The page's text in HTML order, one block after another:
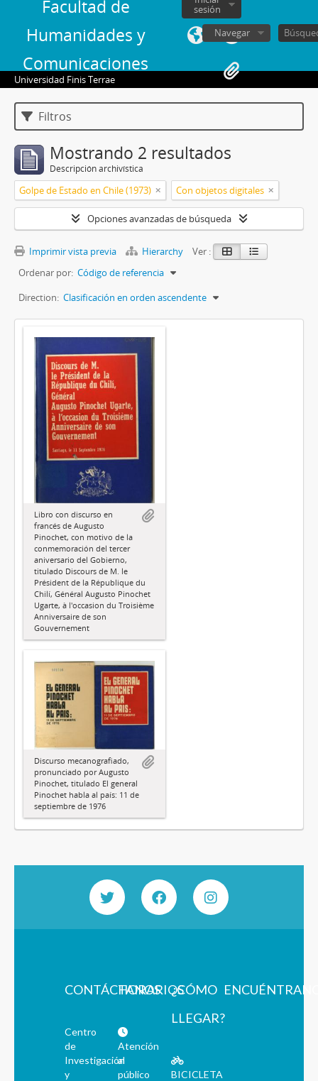
Facultad de
Humanidades y
Comunicaciones
sesión
Navegar
Universidad Finis Terrae
Filtros
Mostrando 2 resultados
Descripción archivística
Golpe de Estado en Chile (1973) Con objetos digitales
Opciones avanzadas de búsqueda
Imprimir vista previa Hierarchy
Ver :
Ordenar por: Código de referencia
Direction: Clasificación en orden ascendente
Libro con discurso en
francés de Augusto
Pinochet, con motivo de la
conmemoración del tercer
aniversario del Gobierno,
titulado Discours de M. le
Président de la République du
Chilí, Général Augusto Pinochet
Ugarte, à l'occasion du Troisième
Anniversaire de son
Gouvernement
Discurso mecanografiado,
pronunciado por Augusto
Pinochet, titulado El general
Pinochet habla al país: 11 de
septiembre de 1976
CONTÁCTANOS
Centro
de
Investigación
y
HORARIOS
Atención
al
público
¿CÓMO
LLEGAR?
BICICLETA